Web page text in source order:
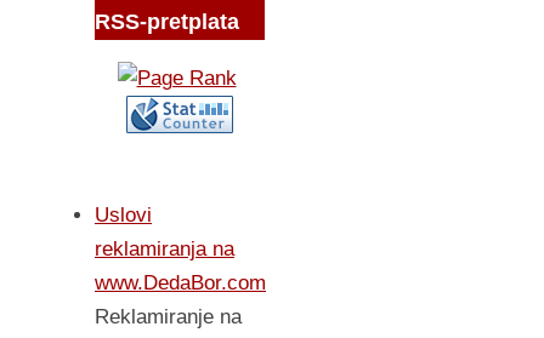
RSS-pretplata
Uslovi
reklamiranja na
www.DedaBor.com
Reklamiranje na